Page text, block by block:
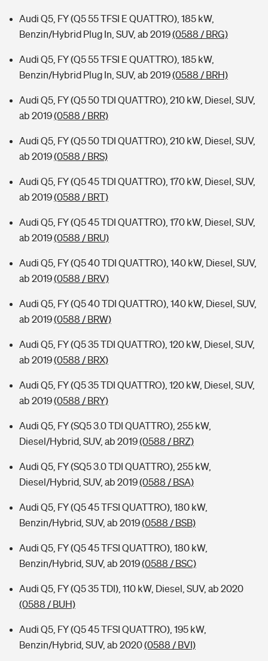
Audi Q5, FY (Q5 55 TFSI E QUATTRO), 185 kW,
Benzin/Hybrid Plug In, SUV, ab 2019(0588 / BRG)
Audi Q5, FY (Q5 55 TFSI E QUATTRO), 185 kW,
Benzin/Hybrid Plug In, SUV, ab 2019(0588 / BRH)
Audi Q5, FY (Q5 50 TDI QUATTRO), 210 kW, Diesel, SUV,
ab 2019(0588 / BRR)
Audi Q5, FY (Q5 50 TDI QUATTRO), 210 kW, Diesel, SUV,
ab 2019(0588 / BRS)
Audi Q5, FY (Q5 45 TDI QUATTRO), 170 kW, Diesel, SUV,
ab 2019(0588 / BRT)
Audi Q5, FY (Q5 45 TDI QUATTRO), 170 kW, Diesel, SUV,
ab 2019(0588 / BRU)
Audi Q5, FY (Q5 40 TDI QUATTRO), 140 kW, Diesel, SUV,
ab 2019(0588 / BRV)
Audi Q5, FY (Q5 40 TDI QUATTRO), 140 kW, Diesel, SUV,
ab 2019(0588 / BRW)
Audi Q5, FY (Q5 35 TDI QUATTRO), 120 kW, Diesel, SUV,
ab 2019(0588 / BRX)
Audi Q5, FY (Q5 35 TDI QUATTRO), 120 kW, Diesel, SUV,
ab 2019(0588 / BRY)
Audi Q5, FY (SQ5 3.0 TDI QUATTRO), 255 kW,
Diesel/Hybrid, SUV, ab 2019(0588 / BRZ)
Audi Q5, FY (SQ5 3.0 TDI QUATTRO), 255 kW,
Diesel/Hybrid, SUV, ab 2019(0588 / BSA)
Audi Q5, FY (Q5 45 TFSI QUATTRO), 180 kW,
Benzin/Hybrid, SUV, ab 2019(0588 / BSB)
Audi Q5, FY (Q5 45 TFSI QUATTRO), 180 kW,
Benzin/Hybrid, SUV, ab 2019(0588 / BSC)
Audi Q5, FY (Q5 35 TDI), 110 kW, Diesel, SUV, ab 2020
(0588 / BUH)
Audi Q5, FY (Q5 45 TFSI QUATTRO), 195 kW,
Benzin/Hybrid, SUV, ab 2020(0588 / BVI)